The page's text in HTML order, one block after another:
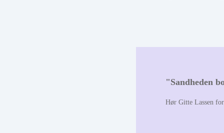
"Sandheden
Hør Gitte Lassen